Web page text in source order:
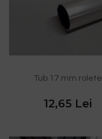
Tub 17 mm rolete
12,65 Lei